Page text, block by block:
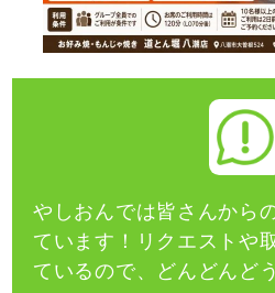
やしおんでは皆さんから
ています！ リクエストや
ているので、どんどんど